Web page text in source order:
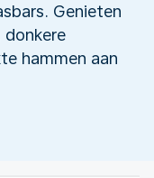
Genieten
hammen aan